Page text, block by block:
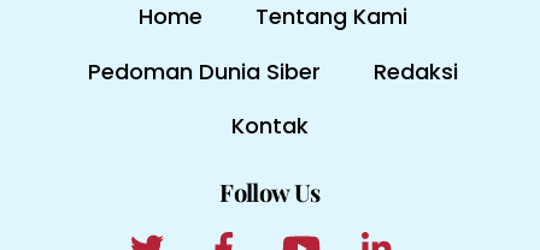
Home
Tentang Kami
Pedoman Dunia Siber
Redaksi
Kontak
Follow Us